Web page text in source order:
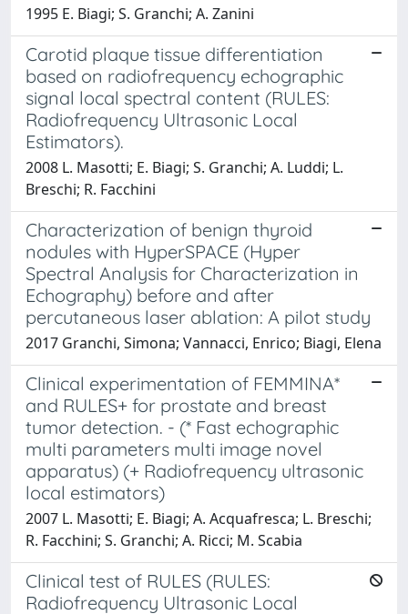
1995 E. Biagi; S. Granchi; A. Zanini
Carotid plaque tissue differentiation
based on radiofrequency echographic
signal local spectral content (RULES:
Radiofrequency Ultrasonic Local
Estimators).
2008 L. Masotti; E. Biagi; S. Granchi; A. Luddi; L.
Breschi; R. Facchini
Characterization of benign thyroid
nodules with HyperSPACE (Hyper
Spectral Analysis for Characterization in
Echography) before and after
percutaneous laser ablation: A pilot study
2017 Granchi, Simona; Vannacci, Enrico; Biagi, Elena
Clinical experimentation of FEMMINA*
and RULES+ for prostate and breast
tumor detection. - (* Fast echographic
multi parameters multi image novel
apparatus) (+ Radiofrequency ultrasonic
local estimators)
2007 L. Masotti; E. Biagi; A. Acquafresca; L. Breschi;
R. Facchini; S. Granchi; A. Ricci; M. Scabia
Clinical test of RULES (RULES:
Radiofrequency Ultrasonic Local